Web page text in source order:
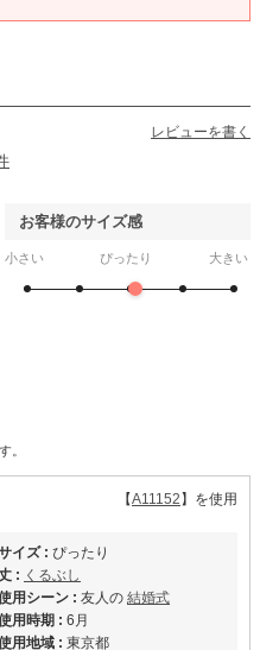
レビューを書く
お客様のサイズ感
小さい ぴったり 大きい
。
【A11152】を使用
イズ : ぴったり
: くるぶし
用シーン : 友人の 結婚式
用時期 : 6月
用地域 : 東京都